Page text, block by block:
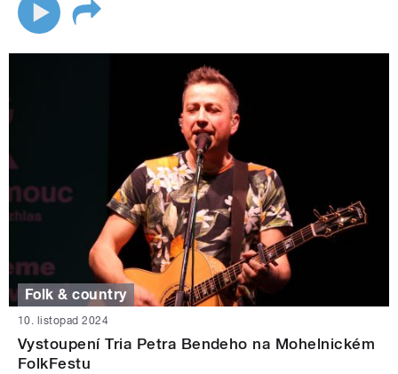
Folk & country
10. listopad 2024
Vystoupení Tria Petra Bendeho na Mohelnickém
FolkFestu